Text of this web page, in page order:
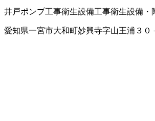
井戸ポンプ工事衛生設備工事衛生設備・
愛知県一宮市大和町妙興寺字山王浦３０